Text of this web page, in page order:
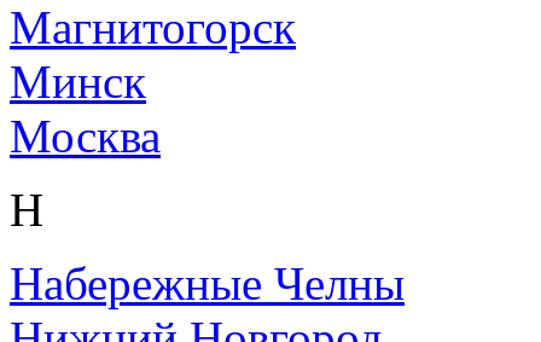
Магнитогорск
Минск
Москва
Н
Набережные Челны